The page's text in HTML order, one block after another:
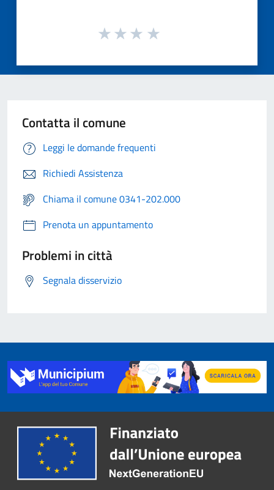
Contatta il comune
Leggi le domande frequenti
Richiedi Assistenza
Chiama il comune 0341-202.000
Prenota un appuntamento
Problemi in città
Segnala disservizio